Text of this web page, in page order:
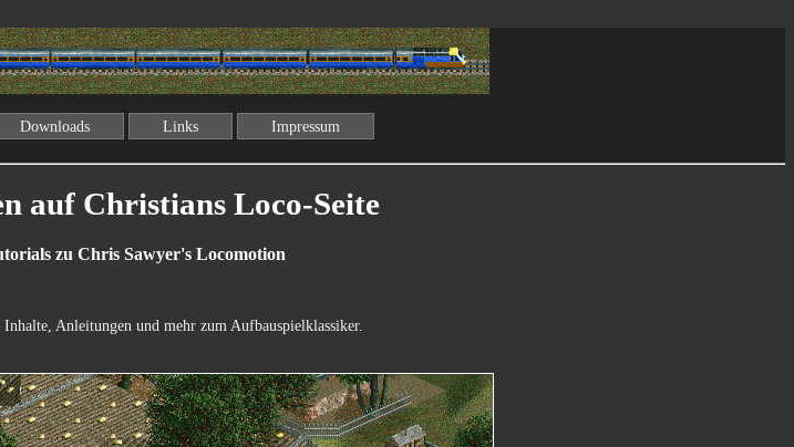
Downloads Links Impressum
auf Christians Loco-Seite
zu Chris Sawyer's Locomotion
Anleitungen und mehr zum Aufbauspielklassiker.